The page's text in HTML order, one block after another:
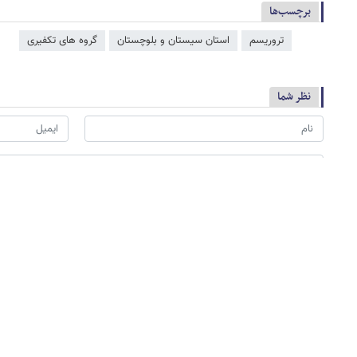
برچسب‌ها
تروریسم استان سیستان و بلوچستان گروه های تکفیری
نظر شما